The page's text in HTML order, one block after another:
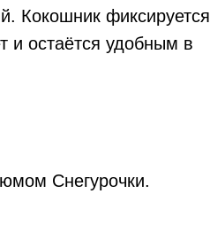
Кокошник фиксируется
и остаётся удобным в
Снегурочки.